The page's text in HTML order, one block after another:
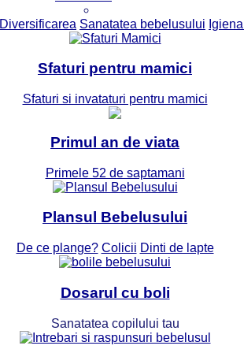
Diversificarea Sanatatea bebelusului
Sfaturi pentru mamici
Sfaturi si invataturi pentru mamici
Primul an de viata
Primele 52 de saptamani
Plansul Bebelusului
De ce plange? Colicii Dinti de lapte
Dosarul cu boli
Sanatatea copilului tau